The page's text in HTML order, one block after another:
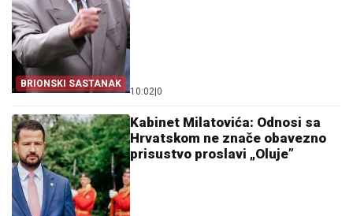
BRIONSKI SASTANAK
10:02 0
Kabinet Milatovića: Odnosi sa
Hrvatskom ne znače obavezno
prisustvo proslavi „Oluje”